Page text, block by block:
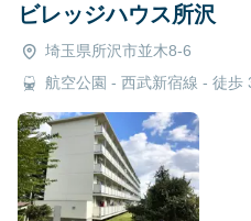
ビレッジハウス所沢
埼玉県所沢市並木8-6
航空公園 - 西武新宿線 - 徒